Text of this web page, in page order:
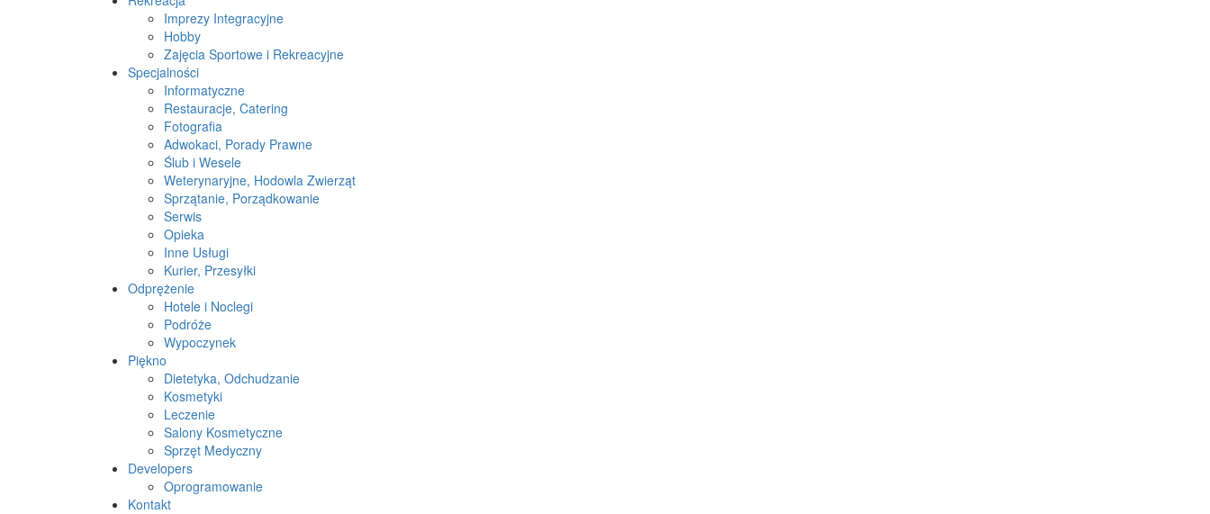
Imprezy Integracyjne
Hobby
Zajęcia Sportowe i Rekreacyjne
Specjalności
Informatyczne
Restauracje, Catering
Fotografia
Adwokaci, Porady Prawne
Ślub i Wesele
Weterynaryjne, Hodowla Zwierząt
Sprzątanie, Porządkowanie
Serwis
Opieka
Inne Usługi
Kurier, Przesyłki
Odprężenie
Hotele i Noclegi
Podróże
Wypoczynek
Piękno
Dietetyka, Odchudzanie
Kosmetyki
Leczenie
Salony Kosmetyczne
Sprzęt Medyczny
Developers
Oprogramowanie
Kontakt